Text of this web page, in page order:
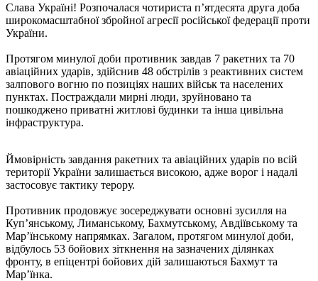
Слава Україні! Розпочалася чотириста п’ятдесята друга доба
широкомасштабної збройної агресії російської федерації проти
України.
Протягом минулої доби противник завдав 7 ракетних та 70
авіаційних ударів, здійснив 48 обстрілів з реактивних систем
залпового вогню по позиціях наших військ та населених
пунктах. Постраждали мирні люди, зруйновано та
пошкоджено приватні житлові будинки та інша цивільна
інфраструктура.
Ймовірність завдання ракетних та авіаційних ударів по всій
території України залишається високою, адже ворог і надалі
застосовує тактику терору.
Противник продовжує зосереджувати основні зусилля на
Куп’янському, Лиманському, Бахмутському, Авдіївському та
Мар’їнському напрямках. Загалом, протягом минулої доби,
відбулось 53 бойових зіткнення на зазначених ділянках
фронту, в епіцентрі бойових дій залишаються Бахмут та
Мар’їнка.